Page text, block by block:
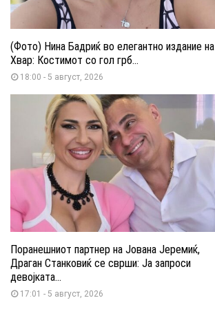
(Фото) Нина Бадриќ во елегантно издание на
Хвар: Костимот со гол грб...
18:00 - 5 август, 2026
Поранешниот партнер на Јована Јеремиќ,
Драган Станковиќ се сврши: Ја запроси
девојката...
17:01 - 5 август, 2026